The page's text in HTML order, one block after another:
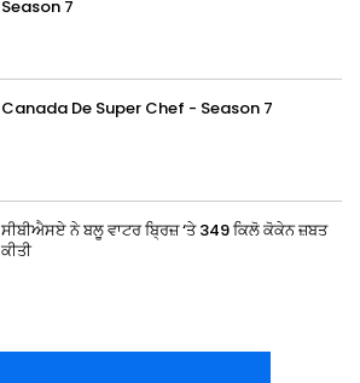
Season 7
Canada De Super Chef - Season 7
ਸੀਬੀਐਸਏ ਨੇ ਬਲੂ ਵਾਟਰ ਬ੍ਰਿਜ਼ ‘ਤੇ 349 ਕਿਲੋ ਕੋਕੇਨ ਜ਼ਬਤ
ਕੀਤੀ